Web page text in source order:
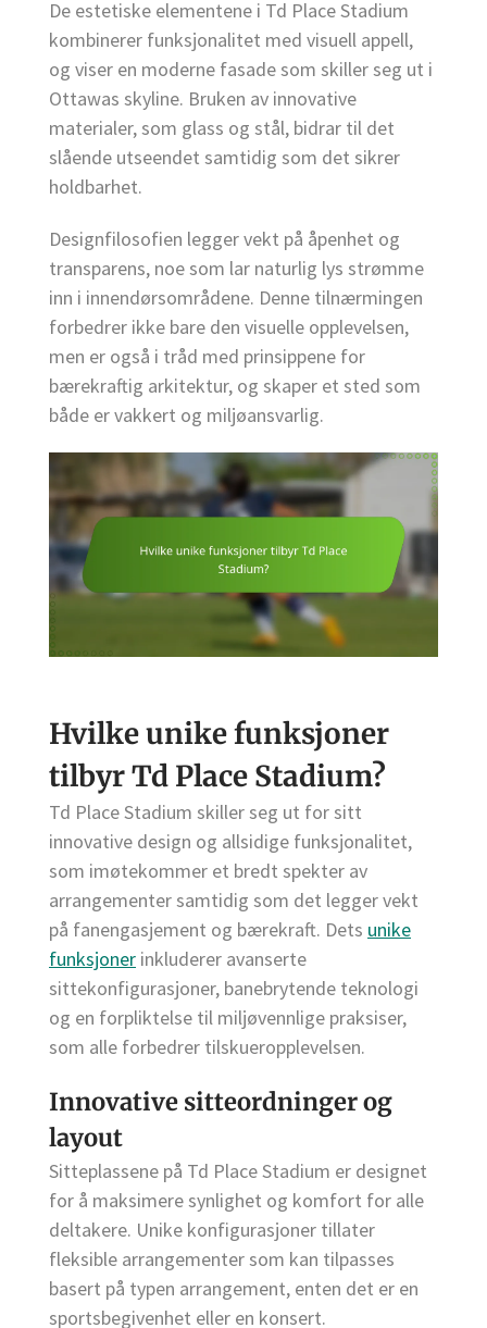
De estetiske elementene i Td Place Stadium
kombinerer funksjonalitet med visuell appell,
og viser en moderne fasade som skiller seg ut i
Ottawas skyline. Bruken av innovative
materialer, som glass og stål, bidrar til det
slående utseendet samtidig som det sikrer
holdbarhet.
Designfilosofien legger vekt på åpenhet og
transparens, noe som lar naturlig lys strømme
inn i innendørsområdene. Denne tilnærmingen
forbedrer ikke bare den visuelle opplevelsen,
men er også i tråd med prinsippene for
bærekraftig arkitektur, og skaper et sted som
både er vakkert og miljøansvarlig.
Hvilke unike funksjoner
tilbyr Td Place Stadium?
Td Place Stadium skiller seg ut for sitt
innovative design og allsidige funksjonalitet,
som imøtekommer et bredt spekter av
arrangementer samtidig som det legger vekt
på fanengasjement og bærekraft. Dets unike
funksjoner inkluderer avanserte
sittekonfigurasjoner, banebrytende teknologi
og en forpliktelse til miljøvennlige praksiser,
som alle forbedrer tilskueropplevelsen.
Innovative sitteordninger og
layout
Sitteplassene på Td Place Stadium er designet
for å maksimere synlighet og komfort for alle
deltakere. Unike konfigurasjoner tillater
fleksible arrangementer som kan tilpasses
basert på typen arrangement, enten det er en
sportsbegivenhet eller en konsert.